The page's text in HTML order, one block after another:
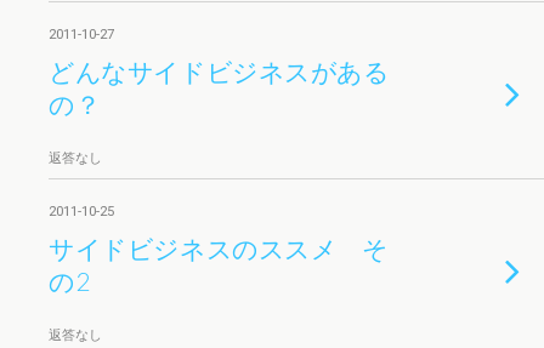
2011-10-27
どんなサイドビジネスがある
の？
返答なし
2011-10-25
サイドビジネスのススメ そ
の2
返答なし